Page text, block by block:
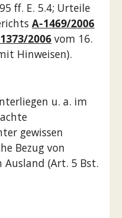
ff. E. 5.4; Urteile
A-1469/2006
2006 vom 16.
Hinweisen).
u. a. im
gewissen
Bezug von
(Art. 5 Bst.